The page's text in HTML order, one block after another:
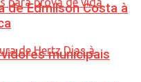
municipais
de Edmilson Costa à